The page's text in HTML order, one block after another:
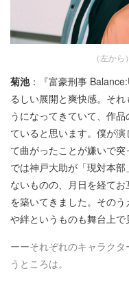
（左か
菊池：『富豪刑事
るしい展開と爽快感。そ
うになってきていて、作
ていると思います。僕が
て曲がったことが嫌いで
では神戸大助が「現対本
ないものの、月日を経て
を築いてきました。その
や絆というものも舞台上で
ーーそれぞれのキャラク
うところは。